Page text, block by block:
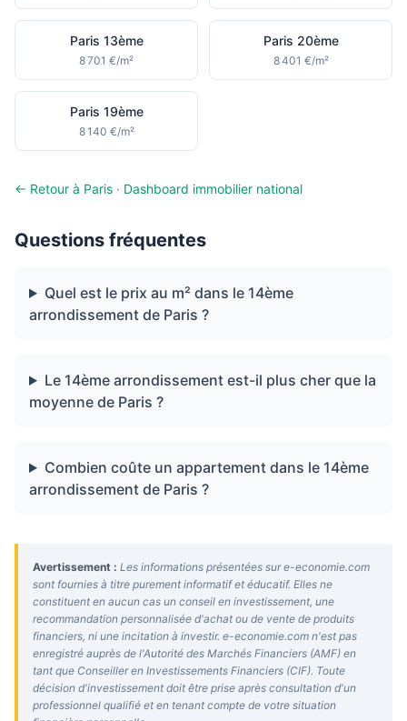
Paris 13ème
8 701 €/m²
Paris 20ème
8 401 €/m²
Paris 19ème
8 140 €/m²
← Retour à Paris · Dashboard immobilier national
Questions fréquentes
Quel est le prix au m² dans le 14ème
arrondissement de Paris ?
Le 14ème arrondissement est-il plus cher que la
moyenne de Paris ?
Combien coûte un appartement dans le 14ème
arrondissement de Paris ?
Avertissement : Les informations présentées sur e-economie.com
sont fournies à titre purement informatif et éducatif. Elles ne
constituent en aucun cas un conseil en investissement, une
recommandation personnalisée d'achat ou de vente de produits
financiers, ni une incitation à investir. e-economie.com n'est pas
enregistré auprès de l'Autorité des Marchés Financiers (AMF) en
tant que Conseiller en Investissements Financiers (CIF). Toute
décision d'investissement doit être prise après consultation d'un
professionnel qualifié et en tenant compte de votre situation